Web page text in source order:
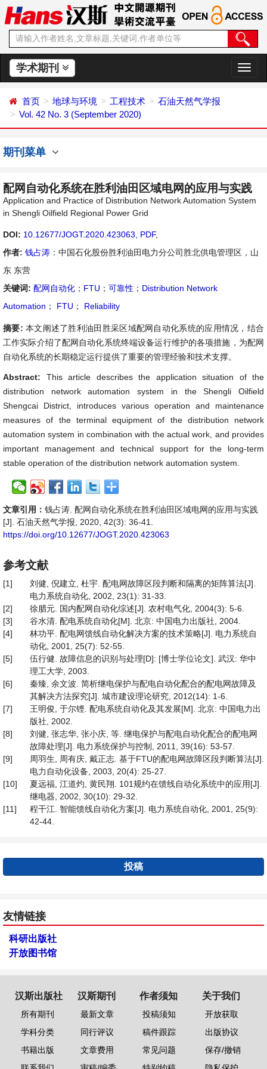
学术期刊
切
换
首页 地球与环境 工程技术
石油天然气学报
Vol. 42 No. 3 (September 2020)
期刊菜单
配网自动化系统在胜利油田区域电网的应用与实践
Application and Practice of Distribution Network Automation System
in Shengli Oilfield Regional Power Grid
DOI: 10.12677/JOGT.2020.423063 PDF,
作者: 钱占涛 ：中国石化股份胜利油田电力分公司胜北供电管理区，山
东 东营
关键词: 配网自动化 ； FTU ； 可靠性 ； Distribution Network
Automation ； FTU ； Reliability
摘要: 本文阐述了胜利油田胜采区域配网自动化系统的应用情况，结合
工作实际介绍了配网自动化系统终端设备运行维护的各项措施，为配网
自动化系统的长期稳定运行提供了重要的管理经验和技术支撑。
Abstract: This article describes the application situation of the
distribution network automation system in the Shengli Oilfield
Shengcai District, introduces various operation and maintenance
measures of the terminal equipment of the distribution network
automation system in combination with the actual work, and provides
important management and technical support for the long-term
stable operation of the distribution network automation system.
文章引用： 钱占涛. 配网自动化系统在胜利油田区域电网的应用与实践
[J]. 石油天然气学报, 2020, 42(3): 36-41.
https://doi.org/10.12677/JOGT.2020.423063
参考文献
[1]
刘健, 倪建立, 杜宇. 配电网故障区段判断和隔离的矩阵算法[J].
电力系统自动化, 2002, 23(1): 31-33.
[2]
徐腊元. 国内配网自动化综述[J]. 农村电气化, 2004(3): 5-6.
[3]
谷水清. 配电系统自动化[M]. 北京: 中国电力出版社, 2004.
[4]
林功平. 配电网馈线自动化解决方案的技术策略[J]. 电力系统自
动化, 2001, 25(7): 52-55.
[5]
伍行健. 故障信息的识别与处理[D]: [博士学位论文]. 武汉: 华中
理工大学, 2003.
[6]
秦臻, 余文波. 简析继电保护与配电自动化配合的配电网故障及
其解决方法探究[J]. 城市建设理论研究, 2012(14): 1-6.
[7]
王明俊, 于尔铿. 配电系统自动化及其发展[M]. 北京: 中国电力出
版社, 2002.
[8]
刘健, 张志华, 张小庆, 等. 继电保护与配电自动化配合的配电网
故障处理[J]. 电力系统保护与控制, 2011, 39(16): 53-57.
[9]
周羽生, 周有庆, 戴正志. 基于FTU的配电网故障区段判断算法[J].
电力自动化设备, 2003, 20(4): 25-27.
[10]
夏远福, 江道灼, 黄民翔. 101规约在馈线自动化系统中的应用[J].
继电器, 2002, 30(10): 29-32.
[11]
程干江. 智能馈线自动化方案[J]. 电力系统自动化, 2001, 25(9):
42-44.
投稿
友情链接
科研出版社
开放图书馆
汉斯出版社
所有期刊
学科分类
书籍出版
汉斯期刊
最新文章
同行评议
文章费用
作者须知
投稿须知
稿件跟踪
常见问题
关于我们
开放获取
出版协议
保存/撤销